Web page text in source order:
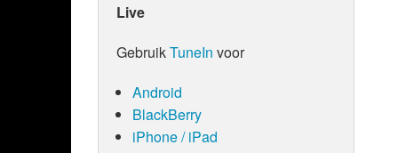
Live
GebruikTuneIn voor
Android
BlackBerry
iPhone / iPad